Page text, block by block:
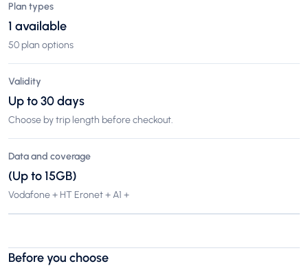
Plan types
1 available
50 plan options
Validity
Up to 30 days
Choose by trip length before checkout.
Data and coverage
(Up to 15GB)
Vodafone + HT Eronet + A1 +
Before you choose